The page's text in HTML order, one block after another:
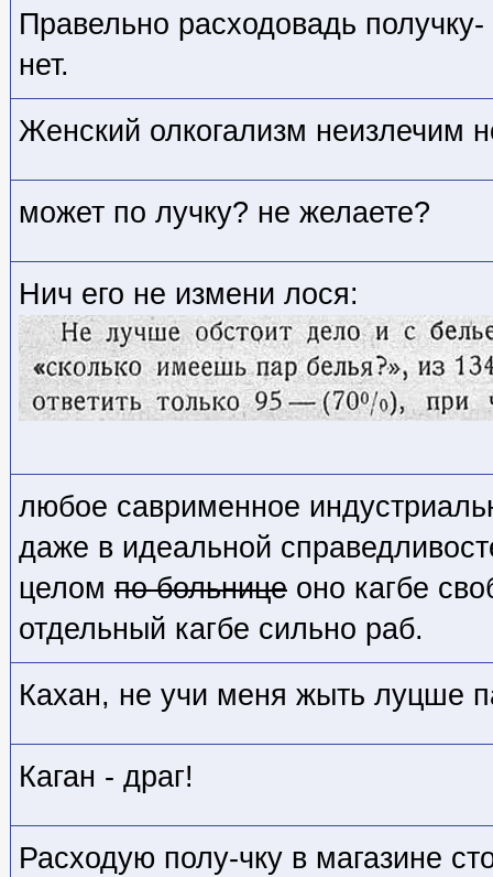
Правельно расходовадь
нет.
Женский олкогализм неизлечим
может по лучку? не желаете?
Нич его не измени лося:
любое саврименное
даже в идеальной
целом по больнице оно кагбе
отдельный кагбе сильно раб.
Кахан, не учи меня жыть луцше
Каган - драг!
Расходую полу-чку в магазине